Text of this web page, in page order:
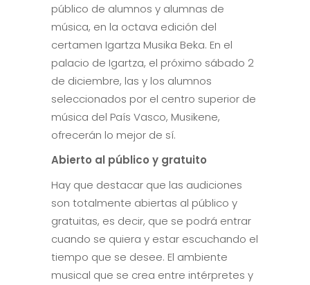
público de alumnos y alumnas de
música, en la octava edición del
certamen Igartza Musika Beka. En el
palacio de Igartza, el próximo sábado 2
de diciembre, las y los alumnos
seleccionados por el centro superior de
música del País Vasco, Musikene,
ofrecerán lo mejor de sí.
Abierto al público y gratuito
Hay que destacar que las audiciones
son totalmente abiertas al público y
gratuitas, es decir, que se podrá entrar
cuando se quiera y estar escuchando el
tiempo que se desee. El ambiente
musical que se crea entre intérpretes y